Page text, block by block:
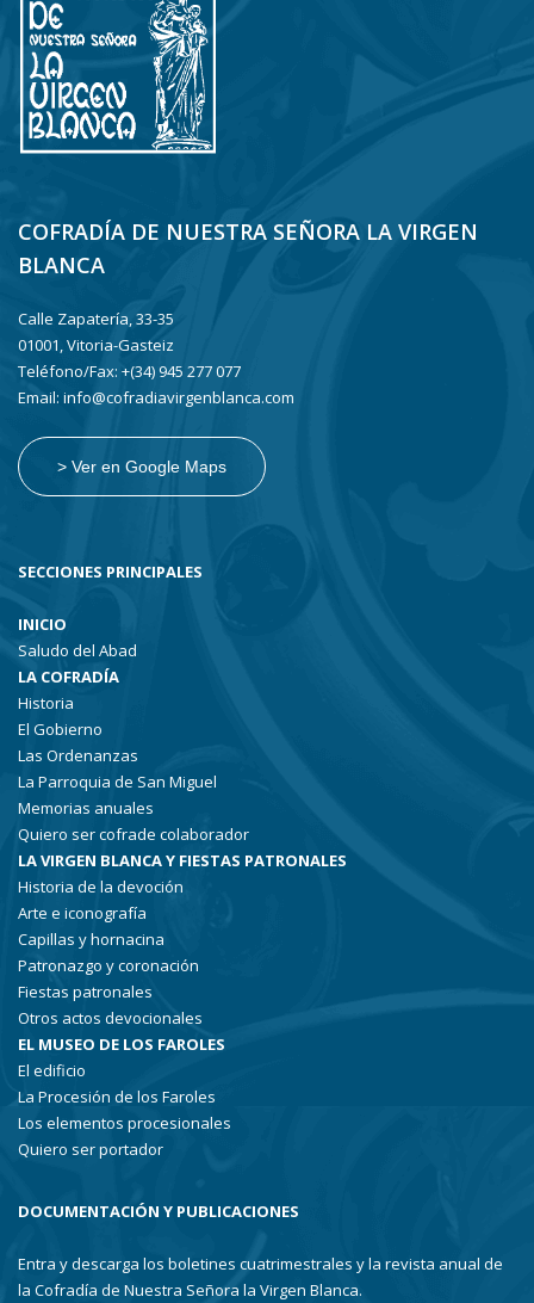
COFRADÍA DE NUESTRA SEÑORA LA VIRGEN
BLANCA
Calle Zapatería, 33-35
01001, Vitoria-Gasteiz
Teléfono/Fax: +(34) 945 277 077
Email: info@cofradiavirgenblanca.com
> Ver en Google Maps
SECCIONES PRINCIPALES
INICIO
Saludo del Abad
LA COFRADÍA
Historia
El Gobierno
Las Ordenanzas
La Parroquia de San Miguel
Memorias anuales
Quiero ser cofrade colaborador
LA VIRGEN BLANCA Y FIESTAS PATRONALES
Historia de la devoción
Arte e iconografía
Capillas y hornacina
Patronazgo y coronación
Fiestas patronales
Otros actos devocionales
EL MUSEO DE LOS FAROLES
El edificio
La Procesión de los Faroles
Los elementos procesionales
Quiero ser portador
DOCUMENTACIÓN Y PUBLICACIONES
Entra y descarga los boletines cuatrimestrales y la revista anual de
la Cofradía de Nuestra Señora la Virgen Blanca.